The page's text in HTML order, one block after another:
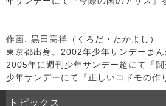
作画: 黒田高祥（くろだ・たかよし）
東京都出身。2002年少年サンデーまん
2005年に週刊少年サンデー超にて『
少年サンデーにて『正しいコドモの作
トピックス